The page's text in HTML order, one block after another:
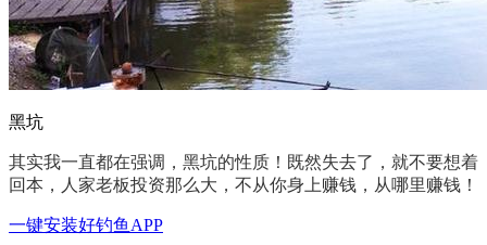
黑坑
其实我一直都在强调，黑坑的性质！既然失去了，就不要想着
回本，人家老板投资那么大，不从你身上赚钱，从哪里赚钱！
一键安装好钓鱼APP